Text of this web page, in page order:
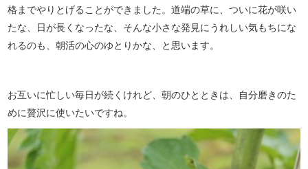
格までやりとげることができました。道端の草に、ついに花が咲い
たな、日が長くなったな、そんな小さな発見にうれしい気もちにな
れるのも、朝活の心のゆとりかな、と思います。
お互いに忙しい毎日が続くけれど、朝のひとときは、自分磨きのた
めに贅沢に使いたいですね。